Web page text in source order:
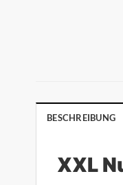
BESCHREIBUNG
XXL